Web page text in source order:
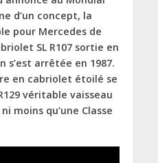
d’un concept, la
pour Mercedes de
SL R107 sortie en
s’est arrêtée en 1987.
en cabriolet étoilé se
véritable vaisseau
moins qu’une Classe